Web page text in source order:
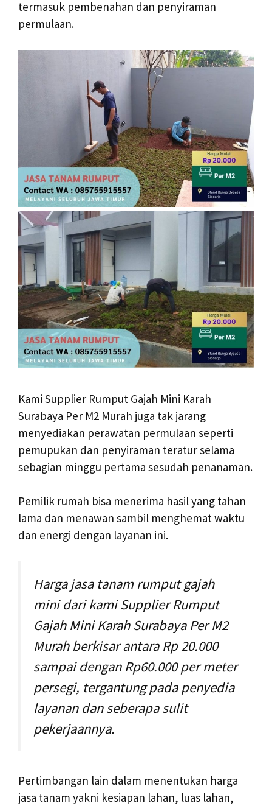
termasuk pembenahan dan penyiraman
permulaan.
Kami Supplier Rumput Gajah Mini Karah
Surabaya Per M2 Murah juga tak jarang
menyediakan perawatan permulaan seperti
pemupukan dan penyiraman teratur selama
sebagian minggu pertama sesudah penanaman.
Pemilik rumah bisa menerima hasil yang tahan
lama dan menawan sambil menghemat waktu
dan energi dengan layanan ini.
Harga jasa tanam rumput gajah
mini dari kami Supplier Rumput
Gajah Mini Karah Surabaya Per M2
Murah berkisar antara Rp 20.000
sampai dengan Rp60.000 per meter
persegi, tergantung pada penyedia
layanan dan seberapa sulit
pekerjaannya.
Pertimbangan lain dalam menentukan harga
jasa tanam yakni kesiapan lahan, luas lahan,